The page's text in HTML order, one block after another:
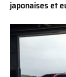
japonaises et